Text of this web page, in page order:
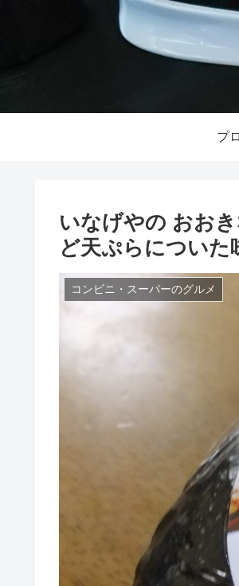
プ
いなげやの おお
ど天ぷらについた
コンビニ・スーパーのグルメ